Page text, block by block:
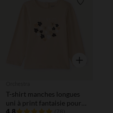
Aperçu rapide
T-shirt manches longues
uni à print fantaisie pour